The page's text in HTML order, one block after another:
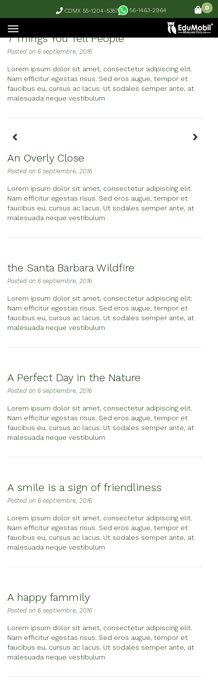
CDMX 55-1204-5357 56-1463-2964 0
7 Things You Tell People
Posted on 6 septiembre, 2016
Lorem ipsum dolor sit amet, consectetur adipiscing elit.
Nam efficitur egestas risus. Sed eros augue, tempor et
faucibus eu, cursus ac lacus. Ut sodales semper ante, at
malesuada neque vestibulum
An Overly Close
Posted on 6 septiembre, 2016
Lorem ipsum dolor sit amet, consectetur adipiscing elit.
Nam efficitur egestas risus. Sed eros augue, tempor et
faucibus eu, cursus ac lacus. Ut sodales semper ante, at
malesuada neque vestibulum
the Santa Barbara Wildfire
Posted on 6 septiembre, 2016
Lorem ipsum dolor sit amet, consectetur adipiscing elit.
Nam efficitur egestas risus. Sed eros augue, tempor et
faucibus eu, cursus ac lacus. Ut sodales semper ante, at
malesuada neque vestibulum
A Perfect Day in the Nature
Posted on 6 septiembre, 2016
Lorem ipsum dolor sit amet, consectetur adipiscing elit.
Nam efficitur egestas risus. Sed eros augue, tempor et
faucibus eu, cursus ac lacus. Ut sodales semper ante, at
malesuada neque vestibulum
A smile is a sign of friendliness
Posted on 6 septiembre, 2016
Lorem ipsum dolor sit amet, consectetur adipiscing elit.
Nam efficitur egestas risus. Sed eros augue, tempor et
faucibus eu, cursus ac lacus. Ut sodales semper ante, at
malesuada neque vestibulum
A happy fammily
Posted on 6 septiembre, 2016
Lorem ipsum dolor sit amet, consectetur adipiscing elit.
Nam efficitur egestas risus. Sed eros augue, tempor et
faucibus eu, cursus ac lacus. Ut sodales semper ante, at
malesuada neque vestibulum